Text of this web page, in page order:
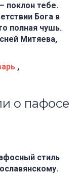
поклон тебе.
Бога в
полная чушь.
Митяева,
,
о пафосе
стиль